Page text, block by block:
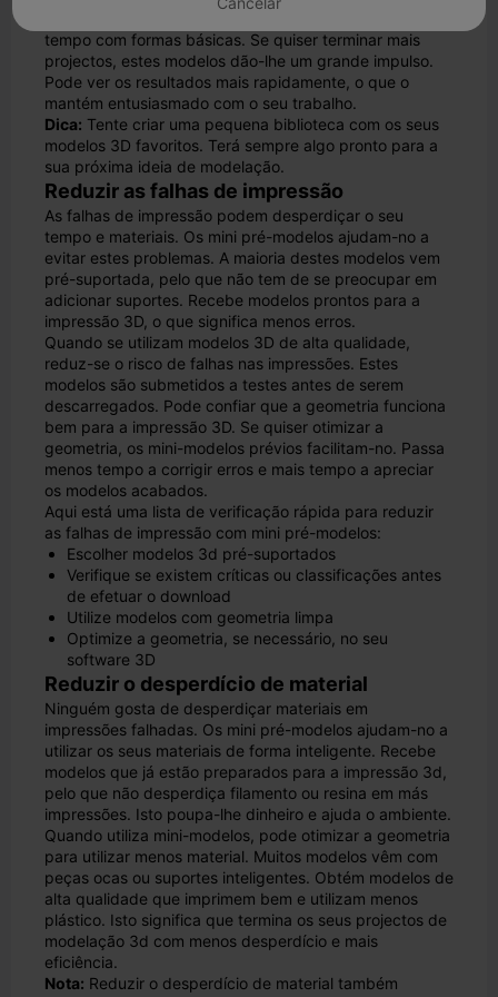
tempo com formas básicas. Se quiser terminar mais
projectos, estes modelos dão-lhe um grande impulso.
Pode ver os resultados mais rapidamente, o que o
mantém entusiasmado com o seu trabalho.
Dica: Tente criar uma pequena biblioteca com os seus
modelos 3D favoritos. Terá sempre algo pronto para a
sua próxima ideia de modelação.
Reduzir as falhas de impressão
As falhas de impressão podem desperdiçar o seu
tempo e materiais. Os mini pré-modelos ajudam-no a
evitar estes problemas. A maioria destes modelos vem
pré-suportada, pelo que não tem de se preocupar em
adicionar suportes. Recebe modelos prontos para a
impressão 3D, o que significa menos erros.
Quando se utilizam modelos 3D de alta qualidade,
reduz-se o risco de falhas nas impressões. Estes
modelos são submetidos a testes antes de serem
descarregados. Pode confiar que a geometria funciona
bem para a impressão 3D. Se quiser otimizar a
geometria, os mini-modelos prévios facilitam-no. Passa
menos tempo a corrigir erros e mais tempo a apreciar
os modelos acabados.
Aqui está uma lista de verificação rápida para reduzir
as falhas de impressão com mini pré-modelos:
Escolher modelos 3d pré-suportados
Verifique se existem críticas ou classificações antes
de efetuar o download
Utilize modelos com geometria limpa
Optimize a geometria, se necessário, no seu
software 3D
Reduzir o desperdício de material
Ninguém gosta de desperdiçar materiais em
impressões falhadas. Os mini pré-modelos ajudam-no a
utilizar os seus materiais de forma inteligente. Recebe
modelos que já estão preparados para a impressão 3d,
pelo que não desperdiça filamento ou resina em más
impressões. Isto poupa-lhe dinheiro e ajuda o ambiente.
Quando utiliza mini-modelos, pode otimizar a geometria
para utilizar menos material. Muitos modelos vêm com
peças ocas ou suportes inteligentes. Obtém modelos de
alta qualidade que imprimem bem e utilizam menos
plástico. Isto significa que termina os seus projectos de
modelação 3d com menos desperdício e mais
eficiência.
Nota: Reduzir o desperdício de material também